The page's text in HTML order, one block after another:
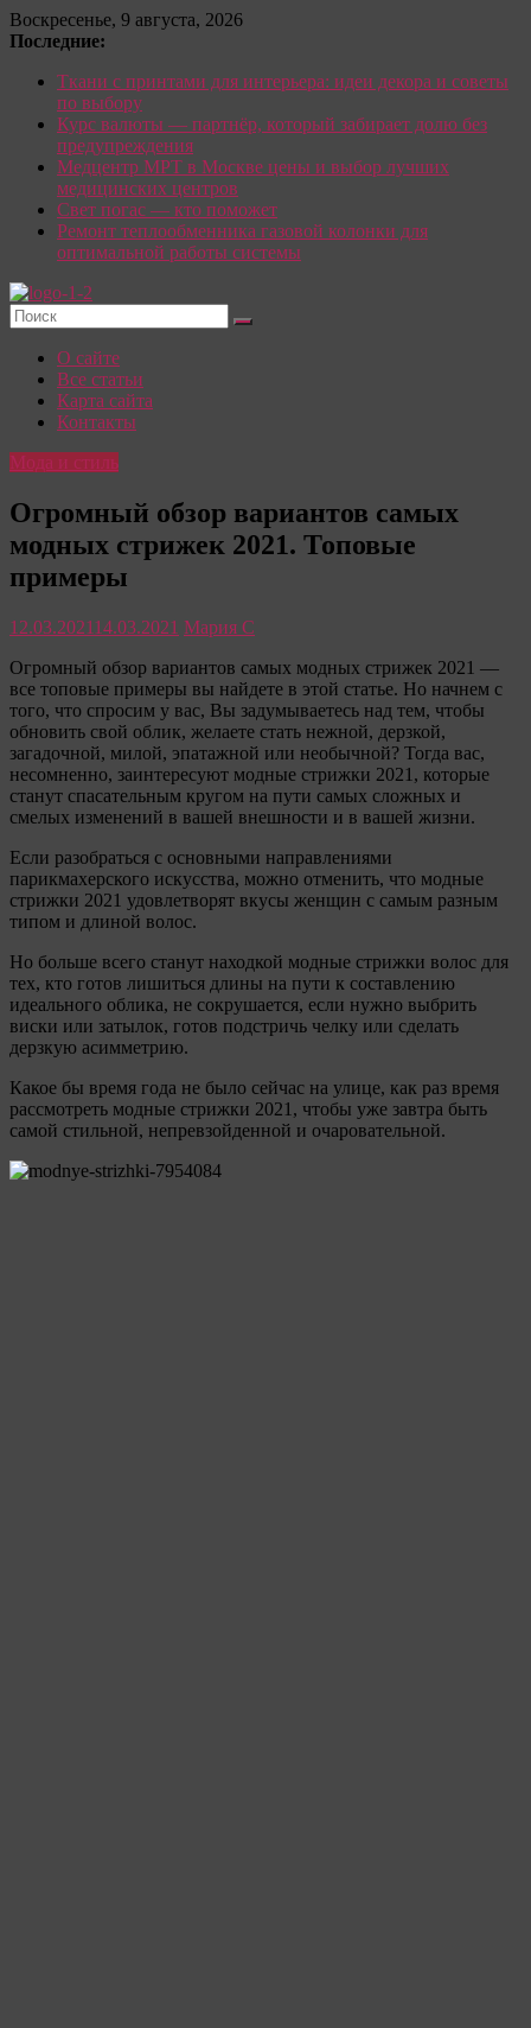
Перейти
к
Воскресенье, 9 августа, 2026
Последние:
Ткани с принтами для интерьера: идеи декора и советы
по выбору
Курс валюты — партнёр, который забирает долю без
предупреждения
Медцентр МРТ в Москве цены и выбор лучших
медицинских центров
Свет погас — кто поможет
Ремонт теплообменника газовой колонки для
оптимальной работы системы
Красотка:
женский
сайт
Моде,
стиле
и
красоте:
только
полезные
советы
женщины
О сайте
Все статьи
Карта сайта
Контакты
Мода и стиль
Огромный обзор вариантов самых
модных стрижек 2021. Топовые
примеры
12.03.202114.03.2021 Мария С
Огромный обзор вариантов самых модных стрижек 2021 —
все топовые примеры вы найдете в этой статье. Но начнем с
того, что спросим у вас, Вы задумываетесь над тем, чтобы
обновить свой облик, желаете стать нежной, дерзкой,
загадочной, милой, эпатажной или необычной? Тогда вас,
несомненно, заинтересуют модные стрижки 2021, которые
станут спасательным кругом на пути самых сложных и
смелых изменений в вашей внешности и в вашей жизни.
Если разобраться с основными направлениями
парикмахерского искусства, можно отменить, что модные
стрижки 2021 удовлетворят вкусы женщин с самым разным
типом и длиной волос.
Но больше всего станут находкой модные стрижки волос для
тех, кто готов лишиться длины на пути к составлению
идеального облика, не сокрушается, если нужно выбрить
виски или затылок, готов подстричь челку или сделать
дерзкую асимметрию.
Какое бы время года не было сейчас на улице, как раз время
рассмотреть модные стрижки 2021, чтобы уже завтра быть
самой стильной, непревзойденной и очаровательной.